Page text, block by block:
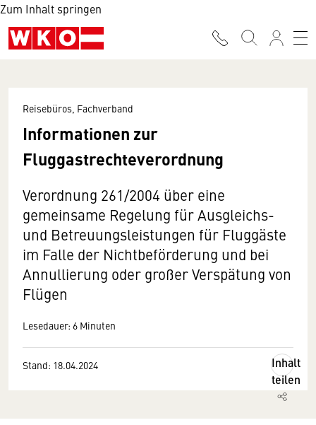
Zum Inhalt springen
Reisebüros, Fachverband
Informationen zur
Fluggastrechteverordnung
Verordnung 261/2004 über eine
gemeinsame Regelung für Ausgleichs-
und Betreuungsleistungen für Fluggäste
im Falle der Nichtbeförderung und bei
Annullierung oder großer Verspätung von
Flügen
Lesedauer: 6 Minuten
Stand: 18.04.2024
Inhalt
teilen